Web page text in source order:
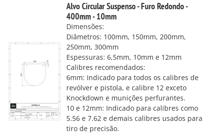
Alvo Circular Suspenso - Furo Redondo -
400mm - 10mm
Dimensões:
Diâmetros: 100mm, 150mm, 200mm,
250mm, 300mm
Espessuras: 6,5mm, 10mm e 12mm
Calibres recomendados:
6mm: Indicado para todos os calibres de
revólver e pistola, e calibre 12 exceto
Knockdown e munições perfurantes.
10 e 12mm: Indicado para calibres como
5.56 e 7.62 e demais calibres usados para
tiro de precisão.